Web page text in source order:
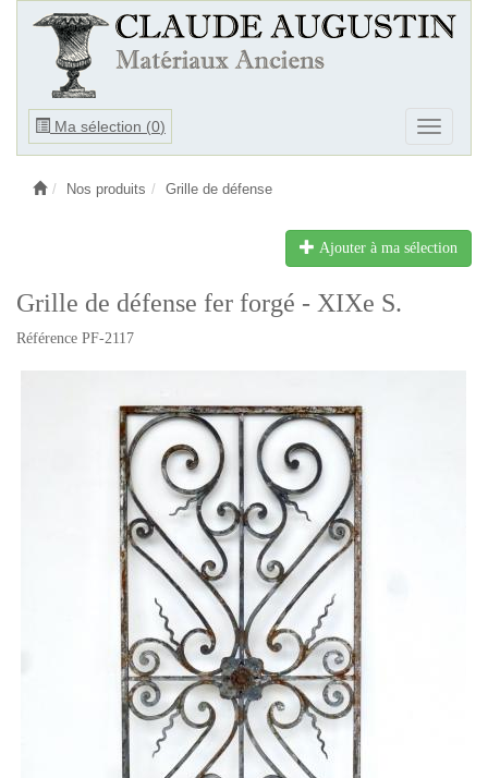
Ma sélection (0)
Ouvrir
Ouvrir
le
Nos produits Grille de défense
Ajouter à ma sélection
Grille de défense fer forgé - XIXe S.
Référence PF-2117